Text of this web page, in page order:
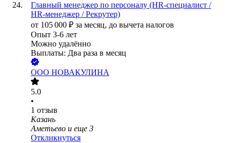
Главный менеджер по персоналу (HR-специалист /
HR-менеджер / Рекрутер)
от 105 000 ₽ за месяц, до вычета налогов
Опыт 3-6 лет
Можно удалённо
Выплаты: Два раза в месяц
ООО НОВАКУЛИНА
5.0
•
1 отзыв
Казань
Аметьево и еще 3
Откликнуться